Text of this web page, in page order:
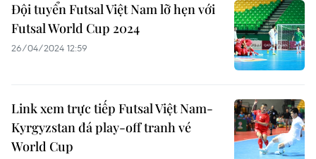
Đội tuyển Futsal Việt Nam lỡ hẹn với
Futsal World Cup 2024
26/04/2024 12:59
Link xem trực tiếp Futsal Việt Nam-
Kyrgyzstan đá play-off tranh vé
World Cup